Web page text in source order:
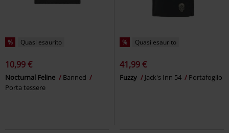
% Quasi esaurito
10,99 €
Nocturnal Feline
Banned
Porta tessere
% Quasi esaurito
41,99 €
Fuzzy Jack's Inn 54 Portafoglio